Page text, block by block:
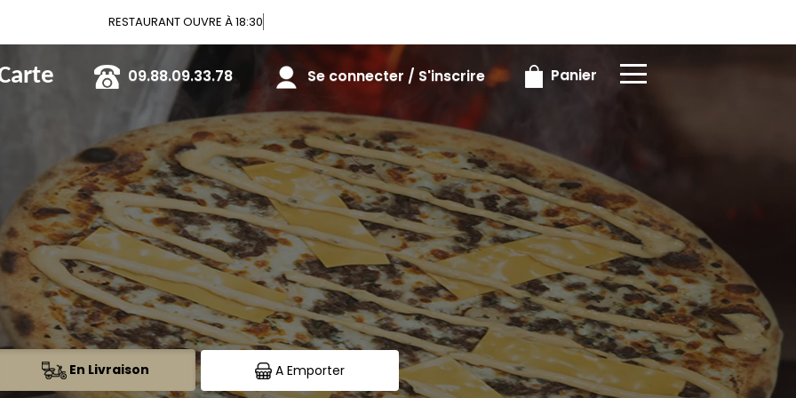
Vou
09.88.09.33.78 Se connecter / S'inscrire Panier
×
En Livraison A Emporter